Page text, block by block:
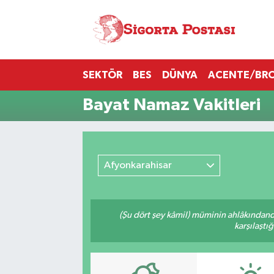
SEKTÖR BES DÜNYA ACENTE/
Bayat Namaz Vakitleri
Afyonkarahisar
(Şu dört şey kâmil) müminin
Nöbetçi Eczaneler
Hava Durumu
Namaz Vakitleri
Süper Lig Puan Durumu ve Fikstür
Tüm Manşetler